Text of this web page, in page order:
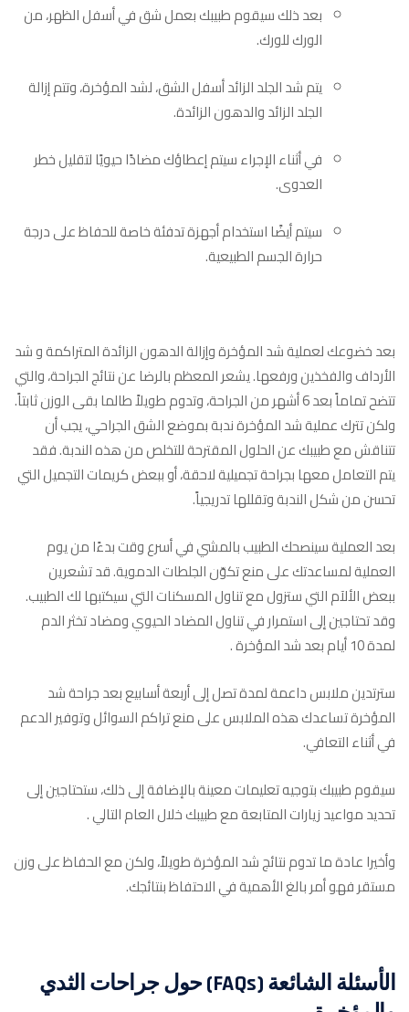
بعد ذلك سيقوم طبيبك بعمل شق في أسفل الظهر، من
الورك للورك.
يتم شد الجلد الزائد أسفل الشق، لشد المؤخرة، وتتم إزالة
الجلد الزائد والدهون الزائدة.
في أثناء الإجراء سيتم إعطاؤك مضادًا حيويًا لتقليل خطر
العدوى.
سيتم أيضًا استخدام أجهزة تدفئة خاصة للحفاظ على درجة
حرارة الجسم الطبيعية.
بعد خضوعك لعملية شد المؤخرة وإزالة الدهون الزائدة المتراكمة و شد
الأرداف والفخذين ورفعها. يشعر المعظم بالرضا عن نتائج الجراحة، والتي
تتضح تماماً بعد 6 أشهر من الجراحة، وتدوم طويلاً طالما بقى الوزن ثابتاً.
ولكن تترك عملية شد المؤخرة ندبة بموضع الشق الجراحي، يجب أن
تتناقش مع طبيبك عن الحلول المقترحة للتخلص من هذه الندبة. فقد
يتم التعامل معها بجراحة تجميلية لاحقة، أو ببعض كريمات التجميل التي
تحسن من شكل الندبة وتقللها تدريجياً.
بعد العملية سينصحك الطبيب بالمشي في أسرع وقت بدءًا من يوم
العملية لمساعدتك على منع تكوّن الجلطات الدموية. قد تشعرين
ببعض الألآم التي ستزول مع تناول المسكنات التي سيكتبها لك الطبيب.
وقد تحتاجين إلى استمرار في تناول المضاد الحيوي ومضاد تخثر الدم
لمدة 10 أيام بعد شد المؤخرة .
سترتدين ملابس داعمة لمدة تصل إلى أربعة أسابيع بعد جراحة شد
المؤخرة تساعدك هذه الملابس على منع تراكم السوائل وتوفير الدعم
في أثناء التعافي.
سيقوم طبيبك بتوجيه تعليمات معينة بالإضافة إلى ذلك، ستحتاجين إلى
تحديد مواعيد زيارات المتابعة مع طبيبك خلال العام التالي .
وأخيرا عادة ما تدوم نتائج شد المؤخرة طويلاً، ولكن مع الحفاظ على وزن
مستقر فهو أمر بالغ الأهمية في الاحتفاظ بنتائجك.
الأسئلة الشائعة (FAQs) حول جراحات الثدي